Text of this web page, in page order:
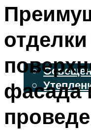
ФАСАДНЫЙ
ДЕКОР
фасада